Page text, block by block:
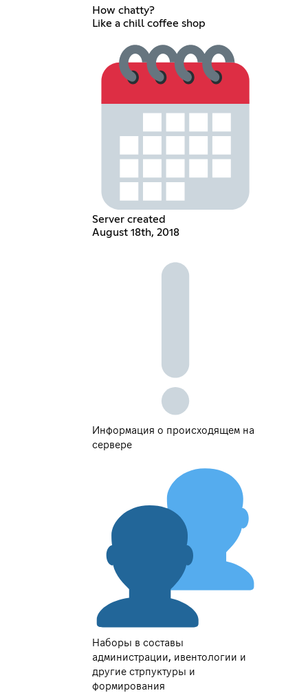
How chatty?
Like a chill coffee shop
Server created
August 18th, 2018
Информация о происходящем на
сервере
Наборы в составы
администрации, ивентологии и
другие стрпуктуры и
формирования